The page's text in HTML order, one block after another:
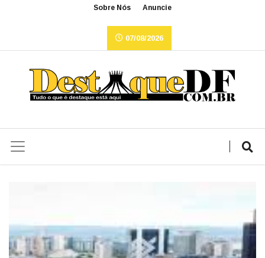
Sobre Nós Anuncie
07/08/2026